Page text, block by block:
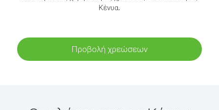
Κένυα.
Προβολή χρεώσεων